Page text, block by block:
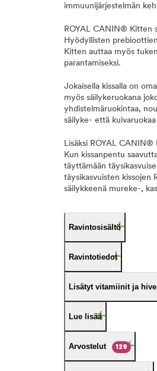
immuunijärjestelmän
ROYAL CANIN® Kitten
Hyödyllisten
Kitten auttaa myös
parantamiseksi.
Jokaisella kissalla on
myös säilykeruokana
yhdistelmäruokintaa,
säilyke- että
Lisäksi ROYAL
Kun kissanpentu
täyttämään
täysikasvuisten kissojen
säilykkeenä mureke-,
Ravintosisältö
Ravintotiedot
Lisätyt vitamiinit ja
Lue lisää
Arvostelut 129